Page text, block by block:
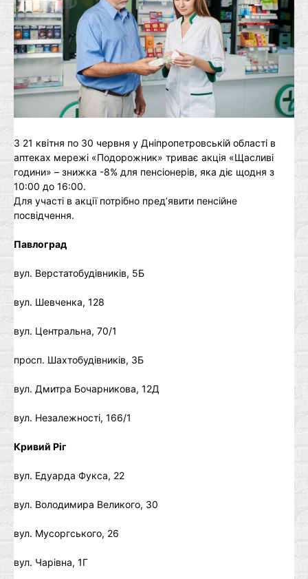
З 21 квітня по 30 червня у Дніпропетровській області в
аптеках мережі «Подорожник» триває акція «Щасливі
години» – знижка -8% для пенсіонерів, яка діє щодня з
10:00 до 16:00.
Для участі в акції потрібно пред’явити пенсійне
посвідчення.
Павлоград
вул. Верстатобудівників, 5Б
вул. Шевченка, 128
вул. Центральна, 70/1
просп. Шахтобудівників, 3Б
вул. Дмитра Бочарникова, 12Д
вул. Незалежності, 166/1
Кривий Ріг
вул. Едуарда Фукса, 22
вул. Володимира Великого, 30
вул. Мусоргського, 26
вул. Чарівна, 1Г